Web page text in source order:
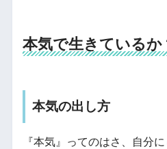
本気で生きているか
本気の出し方
『本気』ってのはさ、自分